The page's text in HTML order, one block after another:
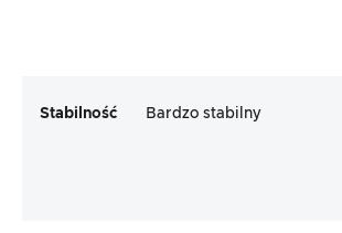
Stabilność Bardzo stabilny